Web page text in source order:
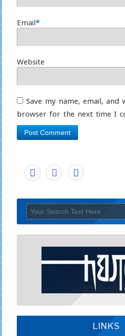
Email*
Website
Save my name, email, and
browser for the next time I
LINKS